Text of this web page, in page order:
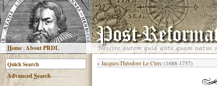
Home|About PRDL
AdvancedSearch
« Jacques-Théodore Le Clerc (1688-1757)